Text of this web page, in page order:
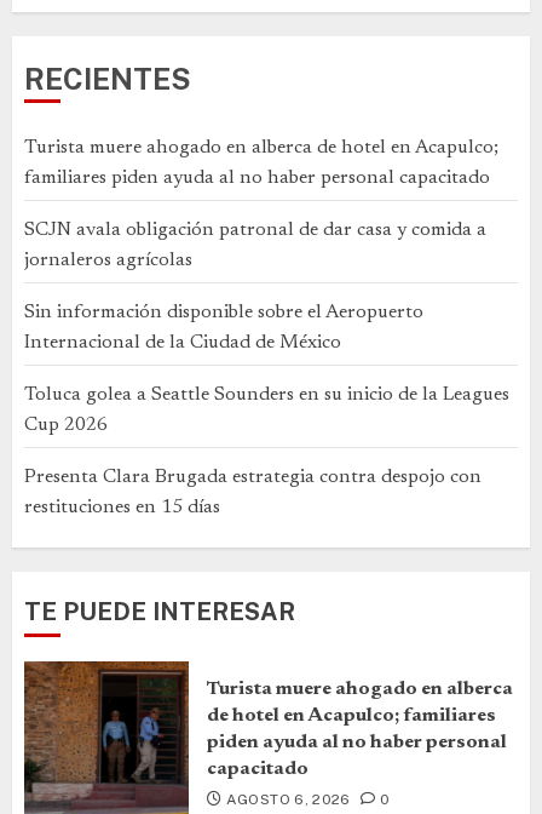
RECIENTES
Turista muere ahogado en alberca de hotel en Acapulco;
familiares piden ayuda al no haber personal capacitado
SCJN avala obligación patronal de dar casa y comida a
jornaleros agrícolas
Sin información disponible sobre el Aeropuerto
Internacional de la Ciudad de México
Toluca golea a Seattle Sounders en su inicio de la Leagues
Cup 2026
Presenta Clara Brugada estrategia contra despojo con
restituciones en 15 días
TE PUEDE INTERESAR
Turista muere ahogado en alberca
de hotel en Acapulco; familiares
piden ayuda al no haber personal
capacitado
AGOSTO 6, 2026 0